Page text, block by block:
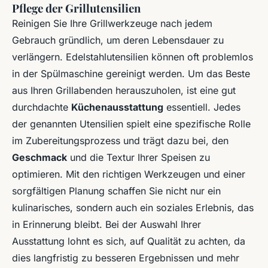
Pflege der Grillutensilien
Reinigen Sie Ihre Grillwerkzeuge nach jedem
Gebrauch gründlich, um deren Lebensdauer zu
verlängern. Edelstahlutensilien können oft problemlos
in der Spülmaschine gereinigt werden. Um das Beste
aus Ihren Grillabenden herauszuholen, ist eine gut
durchdachte Küchenausstattung essentiell. Jedes
der genannten Utensilien spielt eine spezifische Rolle
im Zubereitungsprozess und trägt dazu bei, den
Geschmack und die Textur Ihrer Speisen zu
optimieren. Mit den richtigen Werkzeugen und einer
sorgfältigen Planung schaffen Sie nicht nur ein
kulinarisches, sondern auch ein soziales Erlebnis, das
in Erinnerung bleibt. Bei der Auswahl Ihrer
Ausstattung lohnt es sich, auf Qualität zu achten, da
dies langfristig zu besseren Ergebnissen und mehr